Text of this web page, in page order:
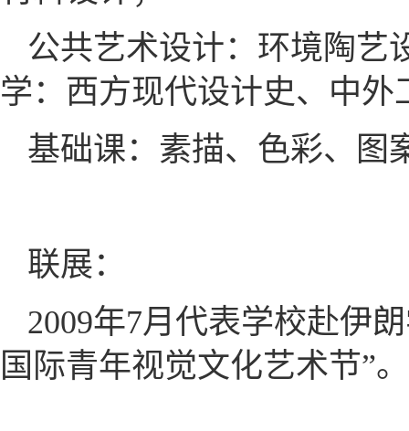
公共艺术设计：环境陶艺
学：西方现代设计史、中
基础课：素描、色彩、图
联展：
2009年7月代表学校赴伊
国际青年视觉文化艺术节”。